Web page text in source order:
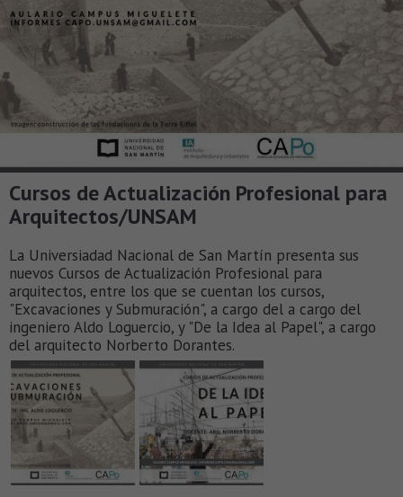
Cursos de Actualización Profesional para
Arquitectos/UNSAM
La Universiadad Nacional de San Martín presenta sus
nuevos Cursos de Actualización Profesional para
arquitectos, entre los que se cuentan los cursos,
"Excavaciones y Submuración", a cargo del a cargo del
ingeniero Aldo Loguercio, y "De la Idea al Papel", a cargo
del arquitecto Norberto Dorantes.